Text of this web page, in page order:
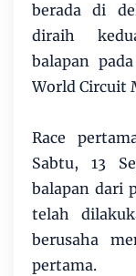
berada di
diraih
balapan
World Circuit
Race
Sabtu, 13
balapan dari
telah
berusaha
pertama.